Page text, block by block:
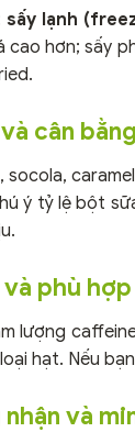
sấy lạnh
hơn; sấy
cân bằng
ý tỷ lệ bột
phù
lượng
hạt. Nếu
và